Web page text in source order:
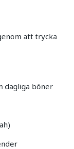
att trycka
dagliga böner